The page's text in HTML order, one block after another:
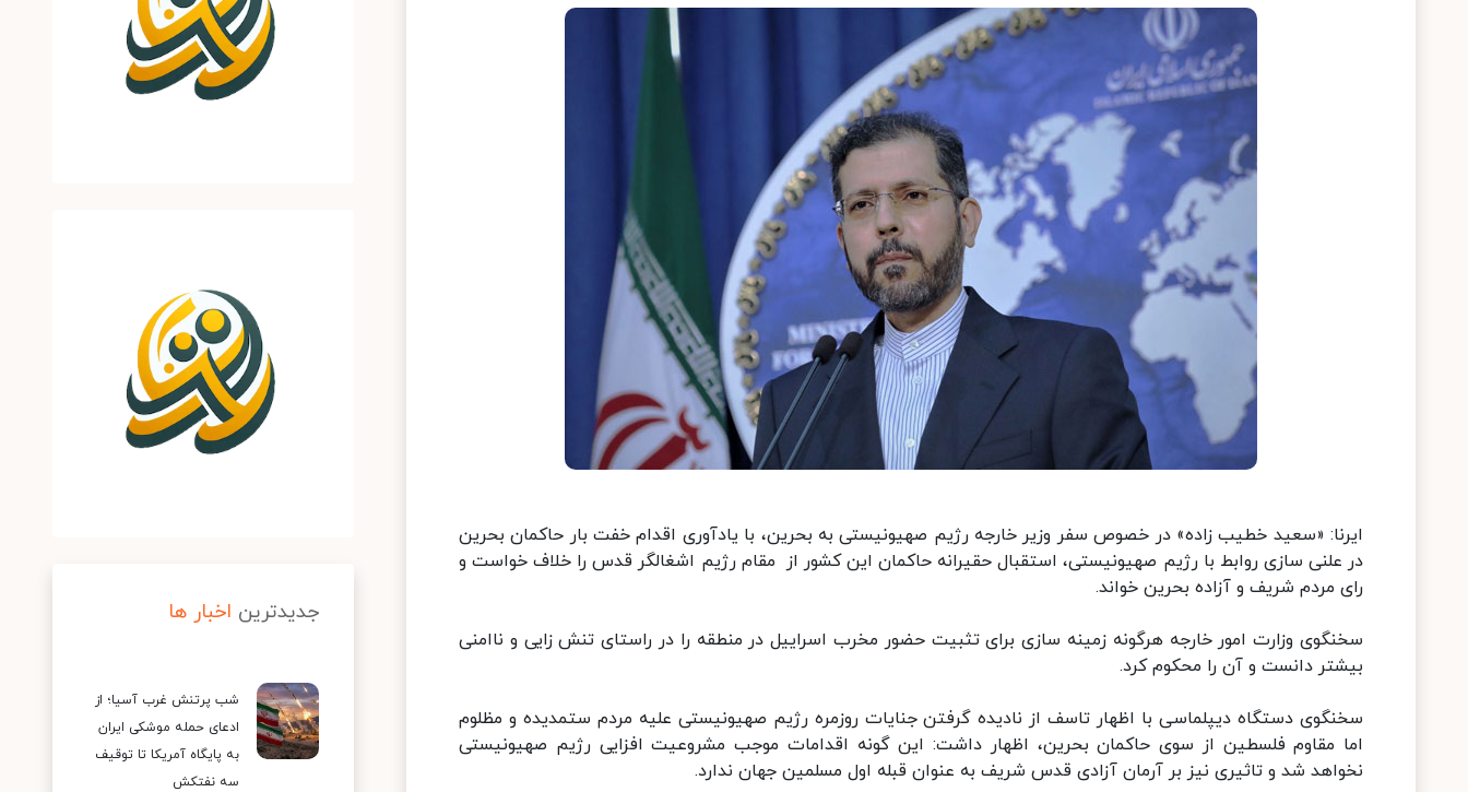
ایرنا: «سعید خطیب زاده» در خصوص سفر وزیر خارجه رژیم صهیونیستی به بحرین، با یادآوری اقدام خفت بار حاکمان بحرین
در علنی‌ سازی روابط با رژیم صهیونیستی، استقبال حقیرانه حاکمان این کشور از مقام رژیم اشغالگر قدس را خلاف خواست و
رای مردم شریف و آزاده بحرین خواند.
سخنگوی وزارت امور خارجه هرگونه زمینه سازی برای تثبیت حضور مخرب اسراییل در منطقه را در راستای تنش زایی و ناامنی
بیشتر دانست و آن را محکوم کرد.
سخنگوی دستگاه دیپلماسی با اظهار تاسف از نادیده گرفتن جنایات روزمره رژیم صهیونیستی علیه مردم ستمدیده و مظلوم
اما مقاوم فلسطین از سوی حاکمان بحرین، اظهار داشت: این گونه اقدامات موجب مشروعیت افزایی رژیم صهیونیستی
نخواهد شد و تاثیری نیز بر آرمان آزادی قدس شریف به عنوان قبله اول مسلمین جهان ندارد.
جدیدترین اخبار ها
شب پرتنش غرب آسیا؛ از
ادعای حمله موشکی ایران
به پایگاه آمریکا تا توقیف
سه نفتکش